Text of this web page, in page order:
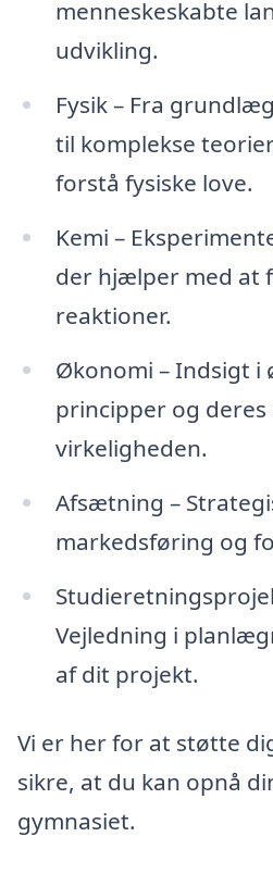
menneskeskabte
udvikling.
Fysik – Fra
til komplekse
forstå fysiske love.
Kemi –
der hjælper med at
reaktioner.
Økonomi – Indsigt i
principper og deres
virkeligheden.
Afsætning –
markedsføring og
Vejledning i
af dit projekt.
Vi er her for at støtte
sikre, at du kan opnå
gymnasiet.